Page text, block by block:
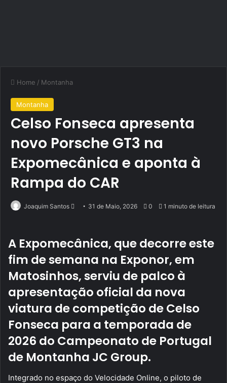
Home / Montanha
Montanha
Celso Fonseca apresenta
novo Porsche GT3 na
Expomecânica e aponta à
Rampa do CAR
Joaquim Santos
Send 31 de Maio, 2026 0 1 minuto de leitura
A Expomecânica, que decorre este
fim de semana na Exponor, em
Matosinhos, serviu de palco à
apresentação oficial da nova
viatura de competição de Celso
Fonseca para a temporada de
2026 do Campeonato de Portugal
de Montanha JC Group.
Integrado no espaço do Velocidade Online, o piloto de